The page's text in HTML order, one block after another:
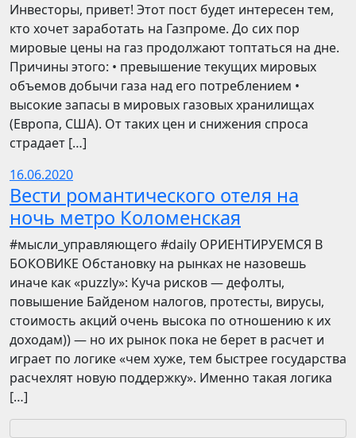
Инвесторы, привет! Этот пост будет интересен тем,
кто хочет заработать на Газпроме. До сих пор
мировые цены на газ продолжают топтаться на дне.
Причины этого: • превышение текущих мировых
объемов добычи газа над его потреблением •
высокие запасы в мировых газовых хранилищах
(Европа, США). От таких цен и снижения спроса
страдает […]
16.06.2020
Вести романтического отеля на
ночь метро Коломенская
​​#мысли_управляющего #daily ОРИЕНТИРУЕМСЯ В
БОКОВИКЕ Обстановку на рынках не назовешь
иначе как «puzzly»: Куча рисков — дефолты,
повышение Байденом налогов, протесты, вирусы,
стоимость акций очень высока по отношению к их
доходам)) — но их рынок пока не берет в расчет и
играет по логике «чем хуже, тем быстрее государства
расчехлят новую поддержку». Именно такая логика
[…]